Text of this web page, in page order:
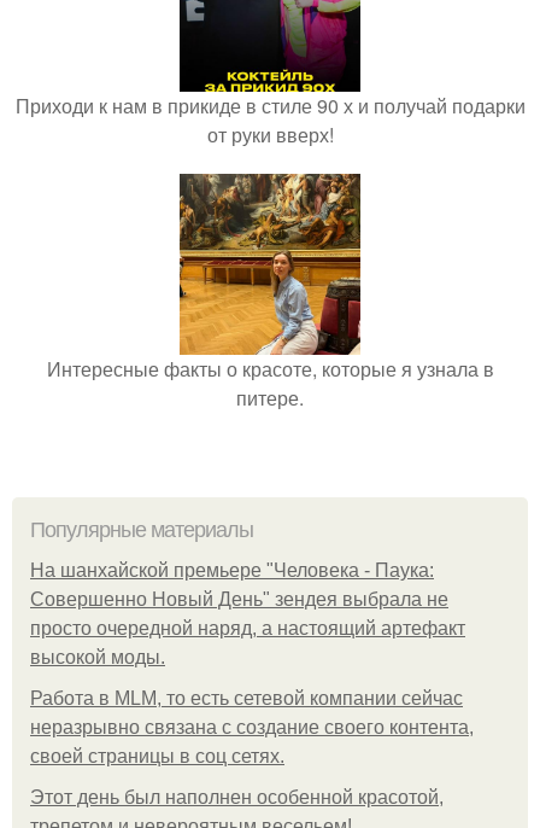
Приходи к нам в прикиде в стиле 90 х и получай подарки
от руки вверх!
Интересные факты о красоте, которые я узнала в
питере.
Популярные материалы
На шанхайской премьере "Человека - Паука:
Совершенно Новый День" зендея выбрала не
просто очередной наряд, а настоящий артефакт
высокой моды.
Работа в MLM, то есть сетевой компании сейчас
неразрывно связана с создание своего контента,
своей страницы в соц сетях.
Этот день был наполнен особенной красотой,